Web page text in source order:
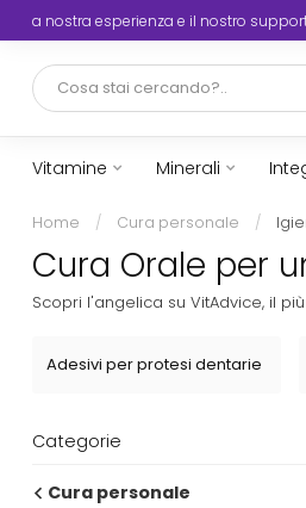
La tua salute, la nostra
Vitamine Minerali
Home / Cura personale /
Cura Orale per
Scopri l'angelica su VitAdvice, il
Adesivi per protesi dentarie
Categorie
Cura personale